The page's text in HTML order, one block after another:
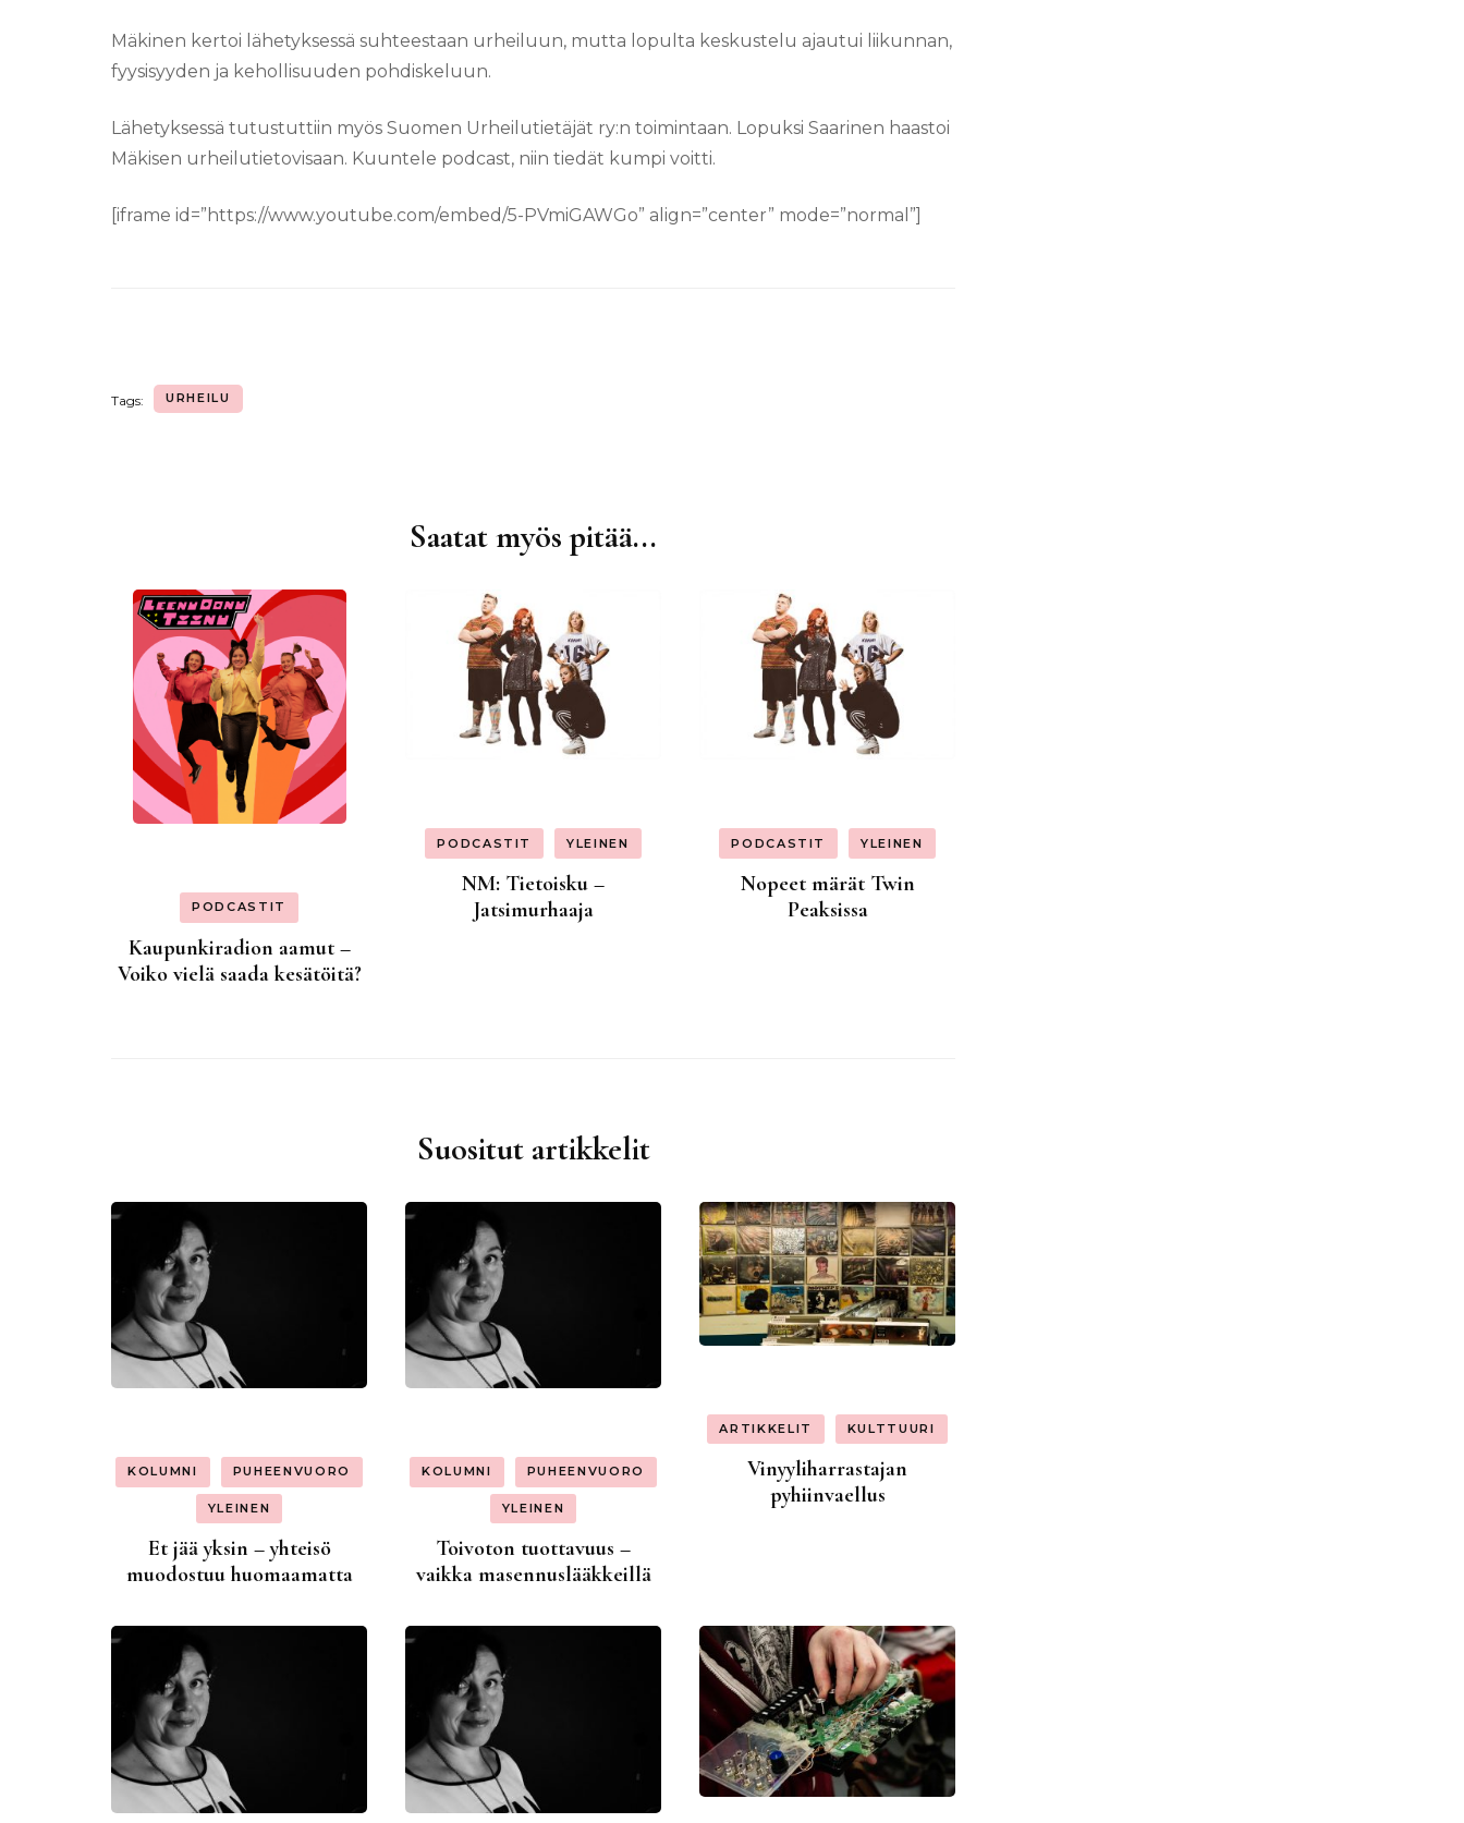
Mäkinen kertoi lähetyksessä suhteestaan urheiluun, mutta lopulta keskustelu ajautui liikunnan,
fyysisyyden ja kehollisuuden pohdiskeluun.
Lähetyksessä tutustuttiin myös Suomen Urheilutietäjät ry:n toimintaan. Lopuksi Saarinen haastoi
Mäkisen urheilutietovisaan. Kuuntele podcast, niin tiedät kumpi voitti.
[iframe id=”https://www.youtube.com/embed/5-PVmiGAWGo” align=”center” mode=”normal”]
Tags: URHEILU
Saatat myös pitää...
PODCASTIT
Kaupunkiradion aamut –
Voiko vielä saada kesätöitä?
PODCASTIT YLEINEN
NM: Tietoisku –
Jatsimurhaaja
PODCASTIT YLEINEN
Nopeet märät Twin
Peaksissa
Suositut artikkelit
KOLUMNI PUHEENVUORO
YLEINEN
Et jää yksin – yhteisö
muodostuu huomaamatta
KOLUMNI PUHEENVUORO
YLEINEN
Toivoton tuottavuus –
vaikka masennuslääkkeillä
ARTIKKELIT KULTTUURI
Vinyyliharrastajan
pyhiinvaellus